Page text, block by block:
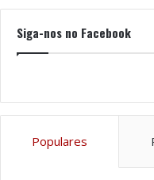
Siga-nos no Facebook
Populares